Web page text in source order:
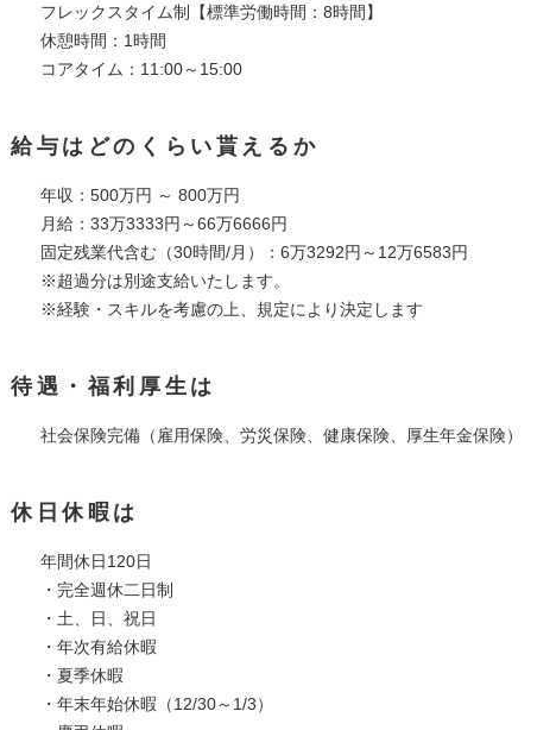
フレックスタイム制【標準労働時間：8時間】
休憩時間：1時間
コアタイム：11:00～15:00
給与はどのくらい貰えるか
年収：500万円 ～ 800万円
月給：33万3333円～66万6666円
固定残業代含む（30時間/月）：6万3292円～12万6583円
※超過分は別途支給いたします。
※経験・スキルを考慮の上、規定により決定します
待遇・福利厚生は
社会保険完備（雇用保険、労災保険、健康保険、厚生年金保険）
休日休暇は
年間休日120日
・完全週休二日制
・土、日、祝日
・年次有給休暇
・夏季休暇
・年末年始休暇（12/30～1/3）